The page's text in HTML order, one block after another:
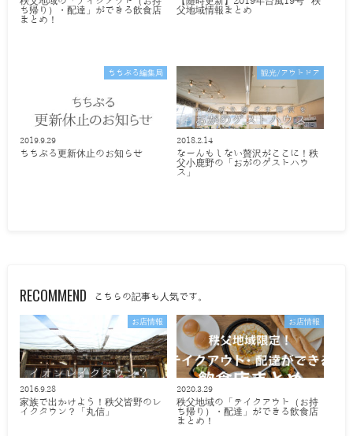
ち帰り）・配達」ができる飲食店
まとめ！
父地域情報まとめ
ちちぶる編集局
2019.9.29
ちちぶる更新休止のお知らせ
観光/アウトドア
2018.2.14
なーんもしない贅沢がここに！秩
父小鹿野の「おがのゲストハウ
ス」
RECOMMEND こちらの記事も人気です。
お店情報
2016.9.28
家族で出かけよう！秩父皆野のレ
イクタウン？「丸信」
お店情報
2020.3.29
秩父地域の「テイクアウト（お持
ち帰り）・配達」ができる飲食店
まとめ！